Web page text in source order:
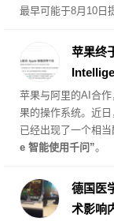
最早可能于8月10日
苹果终
苹果与阿里的AI合
果的操作系统。近日
已经出现了一个相
e 智能使用千问”。
德国医
术影响